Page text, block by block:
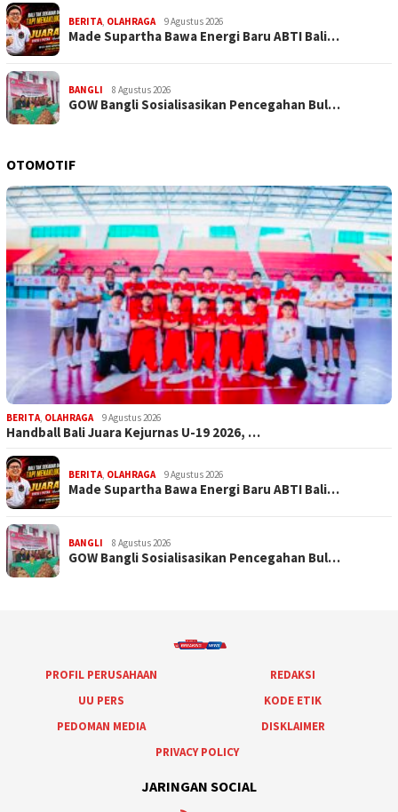
BERITA, OLAHRAGA 9 Agustus 2026
Made Supartha Bawa Energi Baru ABTI Bali…
BANGLI 8 Agustus 2026
GOW Bangli Sosialisasikan Pencegahan Bul…
OTOMOTIF
BERITA, OLAHRAGA 9 Agustus 2026
Handball Bali Juara Kejurnas U-19 2026, …
BERITA, OLAHRAGA 9 Agustus 2026
Made Supartha Bawa Energi Baru ABTI Bali…
BANGLI 8 Agustus 2026
GOW Bangli Sosialisasikan Pencegahan Bul…
PROFIL PERUSAHAAN
REDAKSI
UU PERS
KODE ETIK
PEDOMAN MEDIA
DISKLAIMER
PRIVACY POLICY
JARINGAN SOCIAL